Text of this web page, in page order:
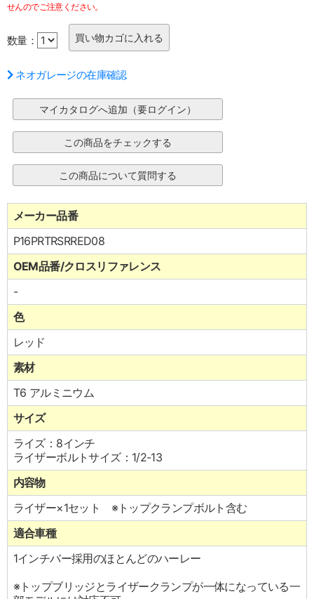
せんのでご注意ください。
数量：
ネオガレージの在庫確認
メーカー品番
P16PRTRSRRED08
OEM品番/クロスリファレンス
-
色
レッド
素材
T6 アルミニウム
サイズ
ライズ：8インチ
ライザーボルトサイズ：1/2-13
内容物
ライザー×1セット ※トップクランプボルト含む
適合車種
1インチバー採用のほとんどのハーレー
※トップブリッジとライザークランプが一体になっている一